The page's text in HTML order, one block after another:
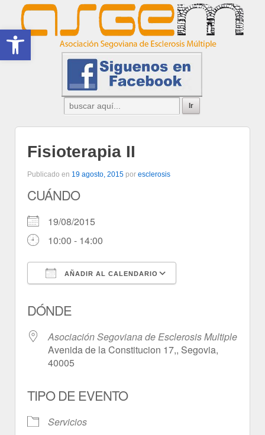
Abrir barra de herramientas
Fisioterapia II
Publicado en 19 agosto, 2015 por esclerosis
CUÁNDO
19/08/2015
10:00 - 14:00
AÑADIR AL CALENDARIO
DÓNDE
Asociación Segoviana de Esclerosis Multiple
Avenida de la Constitucion 17,, Segovia,
40005
TIPO DE EVENTO
Servicios